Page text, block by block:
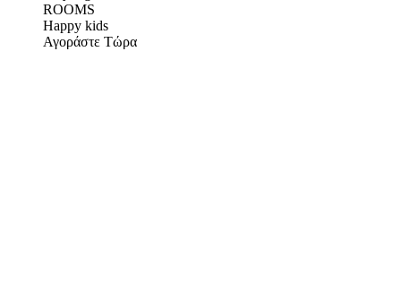
ROOMS
Happy kids
Αγοράστε Τώρα